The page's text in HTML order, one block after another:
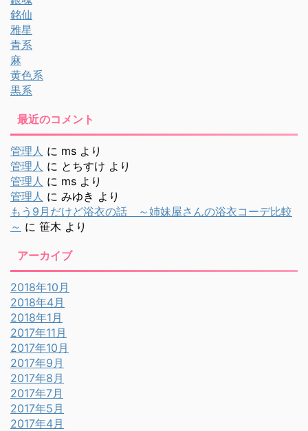
銘仙
雅星
青系
麻
黄色系
黒系
最近のコメント
管理人 に ms より
管理人 に とちすけ より
管理人 に ms より
管理人 に みゆき より
もう9月だけど浴衣の話 ～姉妹屋さんの浴衣コーデ比較
～ に 笹木 より
アーカイブ
2018年10月
2018年4月
2018年1月
2017年11月
2017年10月
2017年9月
2017年8月
2017年7月
2017年5月
2017年4月